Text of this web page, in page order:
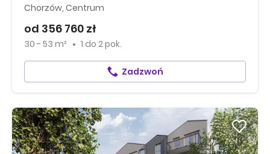
Chorzów, Centrum
od 356 760 zł
30 - 53 m² 1 do 2 pok.
Zadzwoń